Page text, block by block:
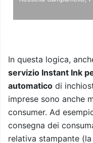
In questa logica,
servizio Instant Ink
automatico di
imprese sono anche
consumer. Ad
consegna dei
relativa stampante